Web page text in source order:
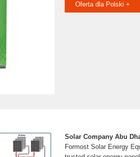
Oferta dla Polski +
Solar Company Abu
Formost Solar Energy